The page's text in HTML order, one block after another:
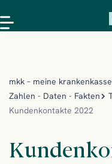
mkk – meine krankenkasse
Zahlen - Daten - Fakten
Kundenkontakte 2022